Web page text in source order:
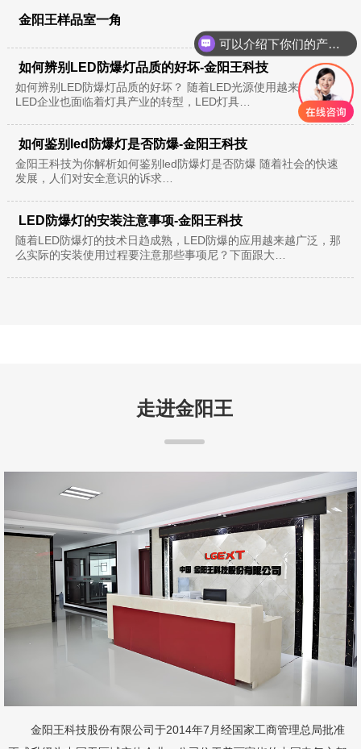
金阳王样品室一角
如何辨别LED防爆灯品质的好坏-金阳王科技
如何辨别LED防爆灯品质的好坏？ 随着LED光源使用越来越频繁，
LED企业也面临着灯具产业的转型，LED灯具…
如何鉴别led防爆灯是否防爆-金阳王科技
金阳王科技为你解析如何鉴别led防爆灯是否防爆 随着社会的快速
发展，人们对安全意识的诉求…
LED防爆灯的安装注意事项-金阳王科技
随着LED防爆灯的技术日趋成熟，LED防爆的应用越来越广泛，那
么实际的安装使用过程要注意那些事项尼？下面跟大…
走进金阳王
金阳王科技股份有限公司于2014年7月经国家工商管理总局批准
可以介绍下你们的产品么？